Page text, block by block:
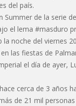
del país.
Summer de la serie
el lema #masduro
la noche del viernes
las fiestas de
el día de ayer,
cerca de 3 años
de 21 mil